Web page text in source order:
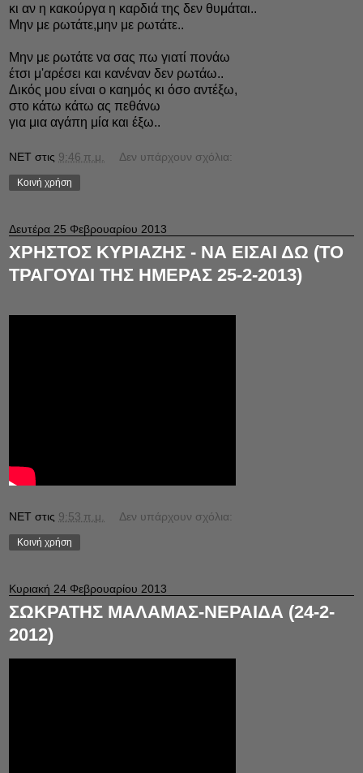
κι αν η κακούργα η καρδιά της δεν θυμάται..
Μην με ρωτάτε,μην με ρωτάτε..
Μην με ρωτάτε να σας πω γιατί πονάω
έτσι μ'αρέσει και κανέναν δεν ρωτάω..
Δικός μου είναι ο καημός κι όσο αντέξω,
στο κάτω κάτω ας πεθάνω
για μια αγάπη μία και έξω..
NET στις 9:46 π.μ. Δεν υπάρχουν σχόλια:
Κοινή χρήση
Δευτέρα 25 Φεβρουαρίου 2013
ΧΡΗΣΤΟΣ ΚΥΡΙΑΖΗΣ - ΝΑ ΕΙΣΑΙ ΔΩ (ΤΟ
ΤΡΑΓΟΥΔΙ ΤΗΣ ΗΜΕΡΑΣ 25-2-2013)
NET στις 9:53 π.μ. Δεν υπάρχουν σχόλια:
Κοινή χρήση
Κυριακή 24 Φεβρουαρίου 2013
ΣΩΚΡΑΤΗΣ ΜΑΛΑΜΑΣ-ΝΕΡΑΙΔΑ (24-2-
2012)